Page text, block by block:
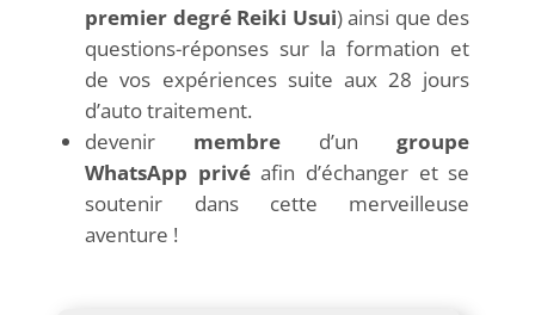
premier degré Reiki Usui) ainsi que des
questions-réponses sur la formation et
de vos expériences suite aux 28 jours
d’auto traitement.
devenir membre d’ungroupe
WhatsApp privéafin d’échanger et se
soutenir dans cette merveilleuse
aventure !